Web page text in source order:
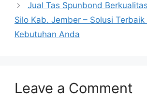
Jual Tas Spunbond
Silo Kab. Jember – Solusi
Kebutuhan Anda
Leave a Comment